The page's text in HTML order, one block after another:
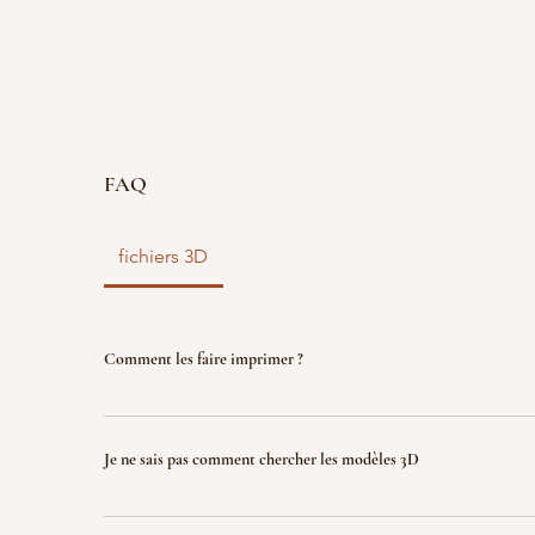
FAQ
fichiers 3D
Comment les faire imprimer ?
vous disposez d'un fichier 3D ? faites le nous
garantir la propriété intellectuelle.
Je ne sais pas comment chercher les modèles 3D
Indiquez nous ce que vous recherchez (jeux,